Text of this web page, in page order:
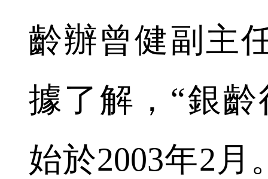
齡辦曾健副主
據了解，“銀
始於2003年2月